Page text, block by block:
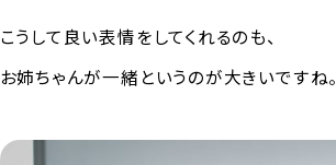
こうして良い表情をしてくれるのも、
お姉ちゃんが一緒というのが大きいですね。